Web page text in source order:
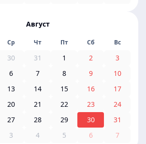
Август
Ср Чт Пт Сб Вс
30 31 1 2
3
6 7 8 9
10
13 14 15 16
17
20 21 22 23
24
27 28 29 30
31
3 4 5 6 7